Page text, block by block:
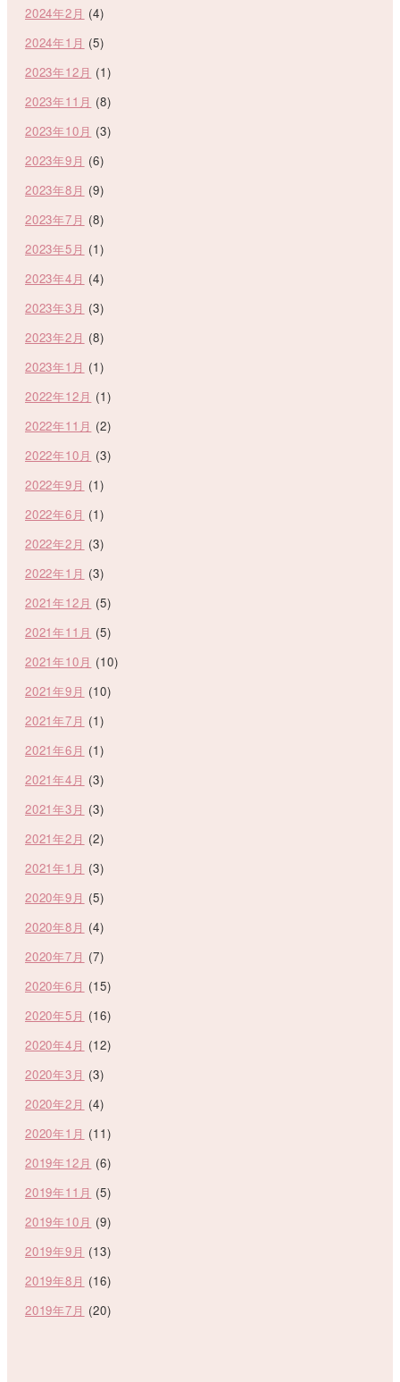
2024年2月 (4)
2024年1月 (5)
2023年12月 (1)
2023年11月 (8)
2023年10月 (3)
2023年9月 (6)
2023年8月 (9)
2023年7月 (8)
2023年5月 (1)
2023年4月 (4)
2023年3月 (3)
2023年2月 (8)
2023年1月 (1)
2022年12月 (1)
2022年11月 (2)
2022年10月 (3)
2022年9月 (1)
2022年6月 (1)
2022年2月 (3)
2022年1月 (3)
2021年12月 (5)
2021年11月 (5)
2021年10月 (10)
2021年9月 (10)
2021年7月 (1)
2021年6月 (1)
2021年4月 (3)
2021年3月 (3)
2021年2月 (2)
2021年1月 (3)
2020年9月 (5)
2020年8月 (4)
2020年7月 (7)
2020年6月 (15)
2020年5月 (16)
2020年4月 (12)
2020年3月 (3)
2020年2月 (4)
2020年1月 (11)
2019年12月 (6)
2019年11月 (5)
2019年10月 (9)
2019年9月 (13)
2019年8月 (16)
2019年7月 (20)